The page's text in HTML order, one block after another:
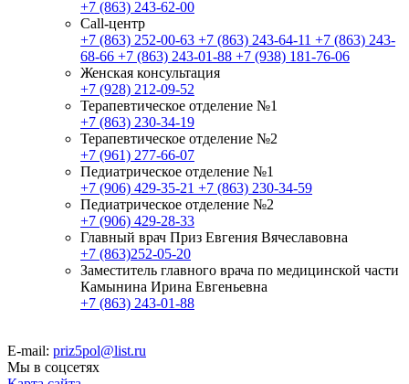
+7 (863) 243-62-00
Call-центр
+7 (863) 252-00-63 +7 (863) 243-64-11 +7 (863) 243-
68-66 +7 (863) 243-01-88 +7 (938) 181-76-06
Женская консультация
+7 (928) 212-09-52
Терапевтическое отделение №1
+7 (863) 230-34-19
Терапевтическое отделение №2
+7 (961) 277-66-07
Педиатрическое отделение №1
+7 (906) 429-35-21 +7 (863) 230-34-59
Педиатрическое отделение №2
+7 (906) 429-28-33
Главный врач Приз Евгения Вячеславовна
+7 (863)252-05-20
Заместитель главного врача по медицинской части
Камынина Ирина Евгеньевна
+7 (863) 243-01-88
E-mail: priz5pol@list.ru
Мы в соцсетях